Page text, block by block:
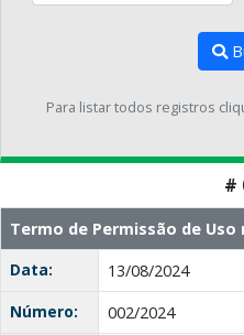
Para listar todos registros
#
Termo de Permissão de Uso
Data:
13/08/2024
Número:
002/2024